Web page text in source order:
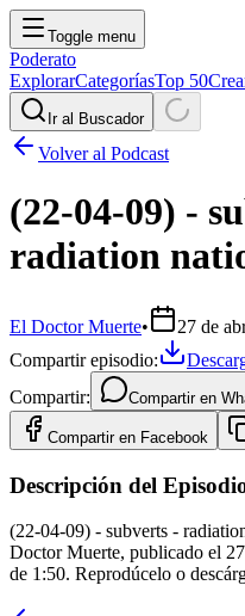
Toggle menu
Poderato
ExplorarCategoríasTop 50
Ir al Buscador
Volver al Podcast
(22-04-09) -
radiation
El Doctor Muerte• 27 de
Compartir episodio:
Compartir:
Compartir en
Compartir en Facebook
Descripción del
(22-04-09) - subverts -
Doctor Muerte, publicado el
de 1:50. Reprodúcelo o